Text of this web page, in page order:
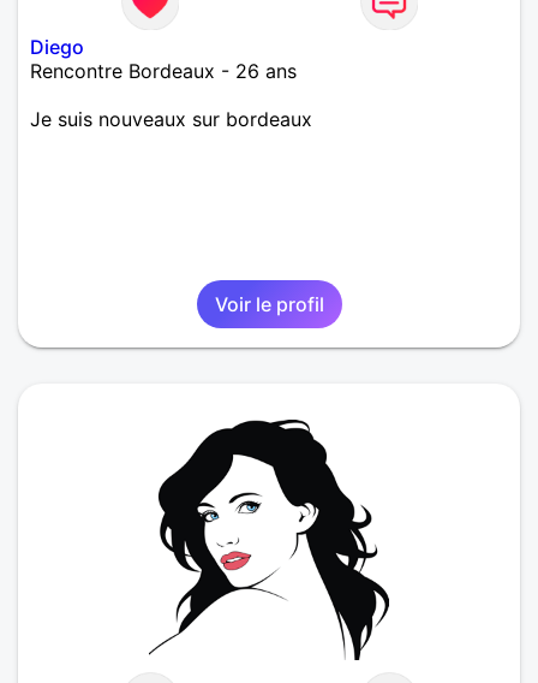
Diego
Rencontre Bordeaux - 26 ans
Je suis nouveaux sur bordeaux
Voir le profil